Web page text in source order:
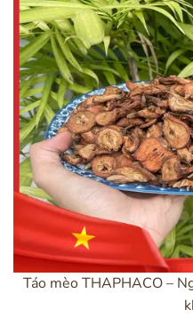
Táo mèo THAPHACO –